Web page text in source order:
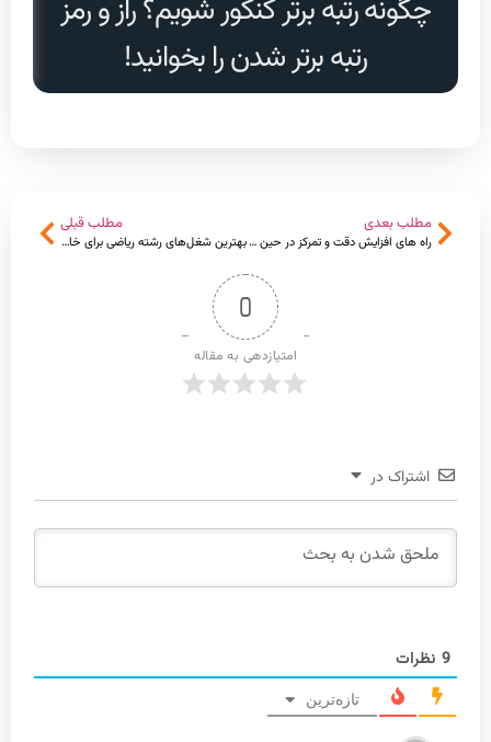
چگونه رتبه برتر کنکور شویم؟ راز و رمز
رتبه برتر شدن را بخوانید!
مطلب بعدی
راه های افزایش دقت و تمرکز در حین درس خواندن
مطلب قبلی
بهترین شغل‌های رشته ریاضی برای خانم‌ها؛ درآمد، بازار کار و آینده شغلی
0
امتیازدهی به مقاله
اشتراک در
9 نظرات
تازه‌ترین